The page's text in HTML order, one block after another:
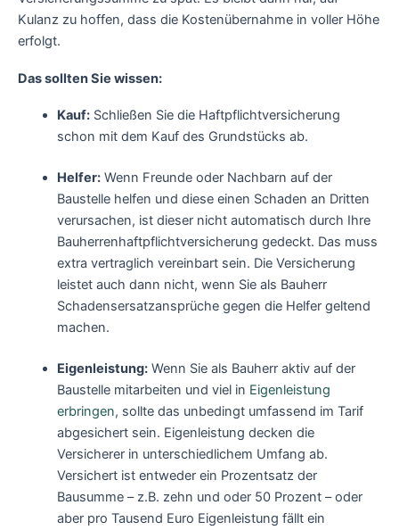
Kulanz zu hoffen, dass die Kostenübernahme in voller Höhe
erfolgt.
Das sollten Sie wissen:
Kauf:Schließen Sie die Haftpflichtversicherung
schon mit dem Kauf des Grundstücks ab.
Helfer:Wenn Freunde oder Nachbarn auf der
Baustelle helfen und diese einen Schaden an Dritten
verursachen, ist dieser nicht automatisch durch Ihre
Bauherrenhaftpflichtversicherung gedeckt. Das muss
extra vertraglich vereinbart sein. Die Versicherung
leistet auch dann nicht, wenn Sie als Bauherr
Schadensersatzansprüche gegen die Helfer geltend
machen.
Eigenleistung:Wenn Sie als Bauherr aktiv auf der
Baustelle mitarbeiten und viel in Eigenleistung
erbringen, sollte das unbedingt umfassend im Tarif
abgesichert sein. Eigenleistung decken die
Versicherer in unterschiedlichem Umfang ab.
Versichert ist entweder ein Prozentsatz der
Bausumme – z.B. zehn und oder 50 Prozent – oder
aber pro Tausend Euro Eigenleistung fällt ein